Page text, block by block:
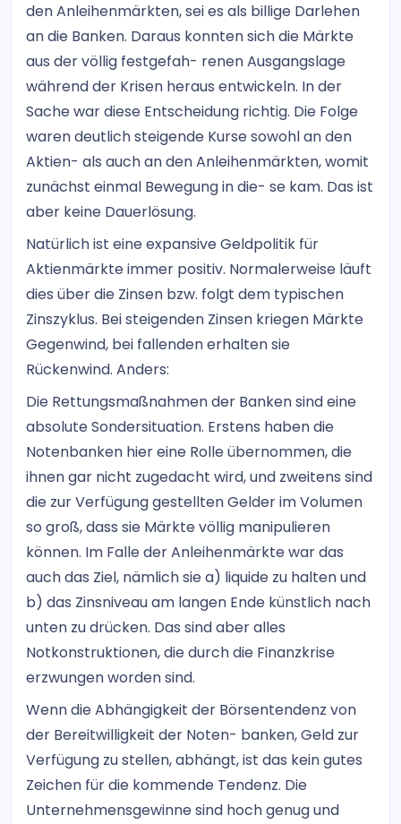
den Anleihenmärkten, sei es als billige Darlehen
an die Banken. Daraus konnten sich die Märkte
aus der völlig festgefah- renen Ausgangslage
während der Krisen heraus entwickeln. In der
Sache war diese Entscheidung richtig. Die Folge
waren deutlich steigende Kurse sowohl an den
Aktien- als auch an den Anleihenmärkten, womit
zunächst einmal Bewegung in die- se kam. Das ist
aber keine Dauerlösung.
Natürlich ist eine expansive Geldpolitik für
Aktienmärkte immer positiv. Normalerweise läuft
dies über die Zinsen bzw. folgt dem typischen
Zinszyklus. Bei steigenden Zinsen kriegen Märkte
Gegenwind, bei fallenden erhalten sie
Rückenwind. Anders:
Die Rettungsmaßnahmen der Banken sind eine
absolute Sondersituation. Erstens haben die
Notenbanken hier eine Rolle übernommen, die
ihnen gar nicht zugedacht wird, und zweitens sind
die zur Verfügung gestellten Gelder im Volumen
so groß, dass sie Märkte völlig manipulieren
können. Im Falle der Anleihenmärkte war das
auch das Ziel, nämlich sie a) liquide zu halten und
b) das Zinsniveau am langen Ende künstlich nach
unten zu drücken. Das sind aber alles
Notkonstruktionen, die durch die Finanzkrise
erzwungen worden sind.
Wenn die Abhängigkeit der Börsentendenz von
der Bereitwilligkeit der Noten- banken, Geld zur
Verfügung zu stellen, abhängt, ist das kein gutes
Zeichen für die kommende Tendenz. Die
Unternehmensgewinne sind hoch genug und